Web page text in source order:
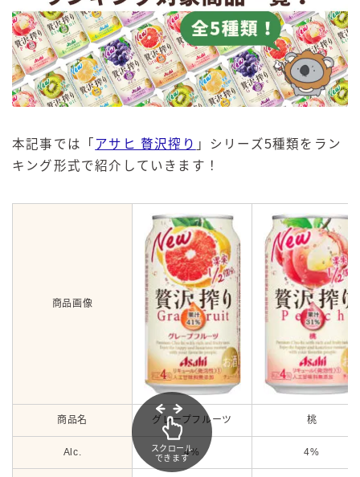
本記事では「 アサヒ 贅沢搾り 」シリーズ5種類をラン
キング形式で紹介していきます！
商品画像
商品名 グレープフルーツ 桃
Alc. 4% 4%
スクロール
できます